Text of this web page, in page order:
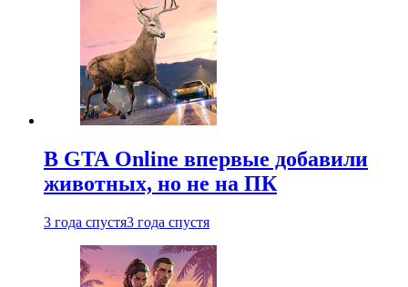
В GTA Online впервые добавили
животных, но не на ПК
3 года спустя3 года спустя